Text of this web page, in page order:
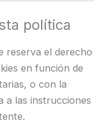
política
reserva el derecho
en función de
o con la
a las instrucciones